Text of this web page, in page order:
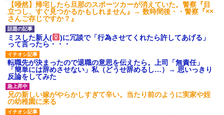
【唖然】帰宅したら旦那のスポーツカーが消えていた。警察『目
立つし、すぐ見つかるかもしれません』→ 数時間後・・警察『××
さんご存じですか？』
ミスした新人(
)に冗談で「行為させてくれたら許してあげる」
って言ったら・・・
転職先が決まったので退職の意思を伝えたら。上司「無責任」
「簡単には辞めさせない」私（どうせ辞めるし…）→ 思いっきり
反論をしてみた
兄の新しい嫁がやらかしすぎて辛い。当たり前のように実家や姪
の幼稚園に来る